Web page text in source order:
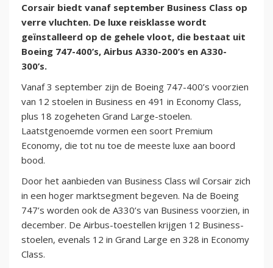
Corsair biedt vanaf september Business Class op
verre vluchten. De luxe reisklasse wordt
geïnstalleerd op de gehele vloot, die bestaat uit
Boeing 747-400’s, Airbus A330-200’s en A330-
300’s.
Vanaf 3 september zijn de Boeing 747-400’s voorzien
van 12 stoelen in Business en 491 in Economy Class,
plus 18 zogeheten Grand Large-stoelen.
Laatstgenoemde vormen een soort Premium
Economy, die tot nu toe de meeste luxe aan boord
bood.
Door het aanbieden van Business Class wil Corsair zich
in een hoger marktsegment begeven. Na de Boeing
747’s worden ook de A330’s van Business voorzien, in
december. De Airbus-toestellen krijgen 12 Business-
stoelen, evenals 12 in Grand Large en 328 in Economy
Class.